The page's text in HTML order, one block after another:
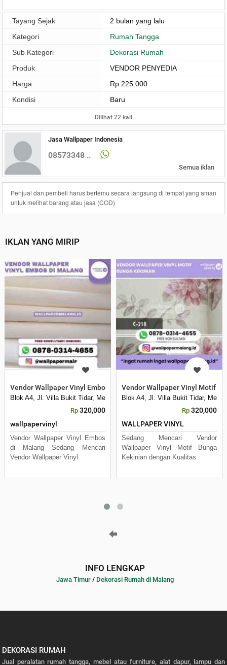
Tayang Sejak
2 bulan yang lalu
Kategori
Rumah Tangga
Sub Kategori
Dekorasi Rumah
Produk
VENDOR PENYEDIA
Harga
Rp 225.000
Kondisi
Baru
Dilihat 22 kali
Jasa Wallpaper Indonesia
08573348 ..
Semua iklan
Penjual dan pembeli harus bertemu secara langsung di tempat yang aman
untuk melihat barang atau jasa (COD)
IKLAN YANG MIRIP
Vendor Wallpaper Vinyl Embos di Malang
Blok A4, Jl. Villa Bukit Tidar, Merjosari, Kec. Lowokwaru, Kota Malang,
Rp 320,000
wallpapervinyl
Vendor Wallpaper Vinyl Embos
di Malang Sedang Mencari
Vendor Wallpaper Vinyl
Vendor Wallpaper Vinyl Motif
Blok A4, Jl. Villa Bukit Tidar,
Rp 320,000
WALLPAPER VINYL
Sedang Mencari Vendor
Wallpaper Vinyl Motif Bunga
Kekinian dengan Kualitas
INFO LENGKAP
Jawa Timur / Dekorasi Rumah di Malang
DEKORASI RUMAH
Jual peralatan rumah tangga, mebel atau furniture, alat dapur, lampu dan